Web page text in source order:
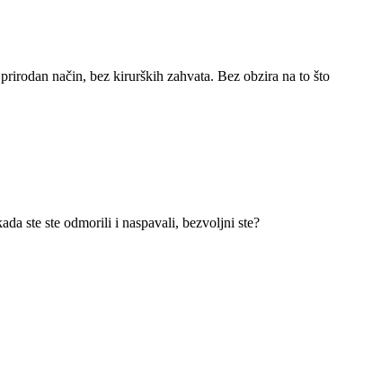
način, bez kirurških zahvata. Bez obzira na to što
ste ste odmorili i naspavali, bezvoljni ste?